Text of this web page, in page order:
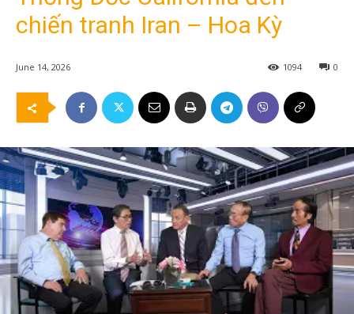
chiến tranh Iran – Hoa Kỳ
June 14, 2026 0
1094